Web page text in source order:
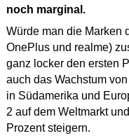
noch marginal.
Würde man die Marken
OnePlus und realme)
ganz locker den ersten
auch das Wachstum
in Südamerika und
2 auf dem Weltmarkt
Prozent steigern.